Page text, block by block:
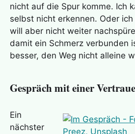
nicht auf die Spur komme. Ich
selbst nicht erkennen. Oder
will aber nicht weiter
damit ein Schmerz verbunden
besser, den Weg nicht alleine
Gespräch mit einer
Ein
nächster